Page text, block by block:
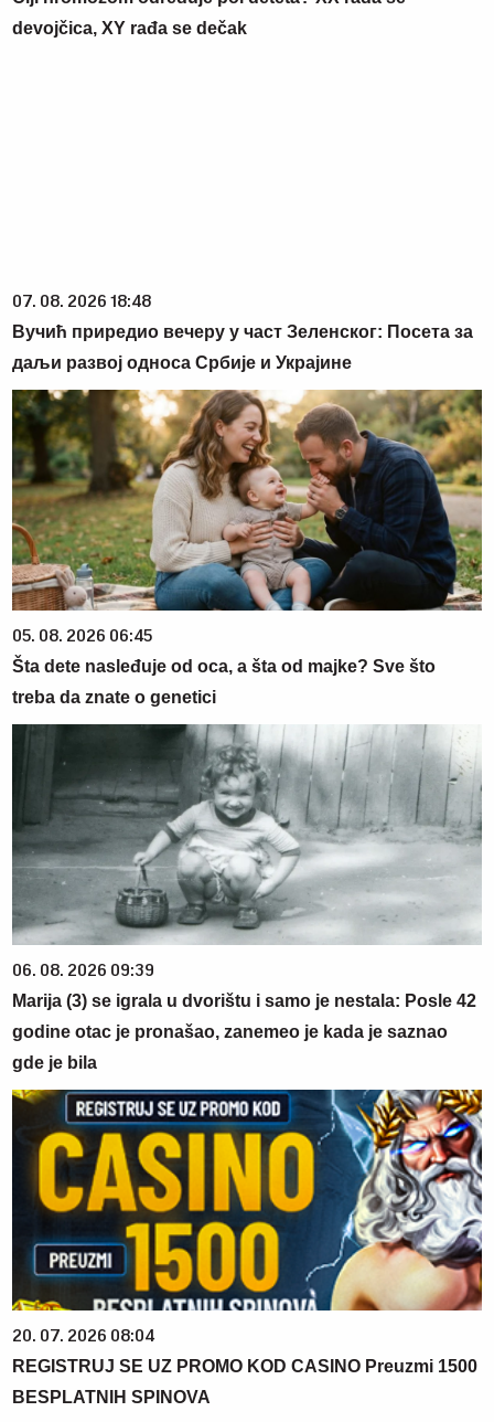
devojčica, XY rađa se dečak
07. 08. 2026 18:48
Вучић приредио вечеру у част Зеленског: Посета за
даљи развој односа Србије и Украјине
05. 08. 2026 06:45
Šta dete nasleđuje od oca, a šta od majke? Sve što
treba da znate o genetici
06. 08. 2026 09:39
Marija (3) se igrala u dvorištu i samo je nestala: Posle 42
godine otac je pronašao, zanemeo je kada je saznao
gde je bila
20. 07. 2026 08:04
REGISTRUJ SE UZ PROMO KOD CASINO Preuzmi 1500
BESPLATNIH SPINOVA